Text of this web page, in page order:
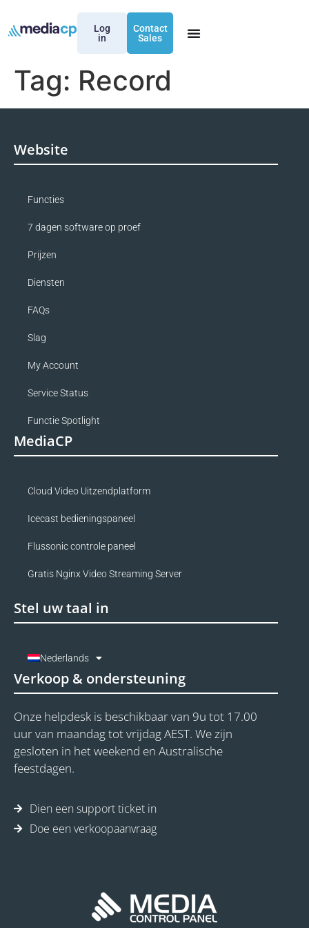
Log
in
Contact
Sales
Tag: Record
Website
Functies
7 dagen software op proef
Prijzen
Diensten
FAQs
Slag
My Account
Service Status
Functie Spotlight
MediaCP
Cloud Video Uitzendplatform
Icecast bedieningspaneel
Flussonic controle paneel
Gratis Nginx Video Streaming Server
Stel uw taal in
Nederlands
Verkoop & ondersteuning
Onze helpdesk is beschikbaar van 9u tot 17.00
uur van maandag tot vrijdag AEST. We zijn
gesloten in het weekend en Australische
feestdagen.
Dien een support ticket in
Doe een verkoopaanvraag